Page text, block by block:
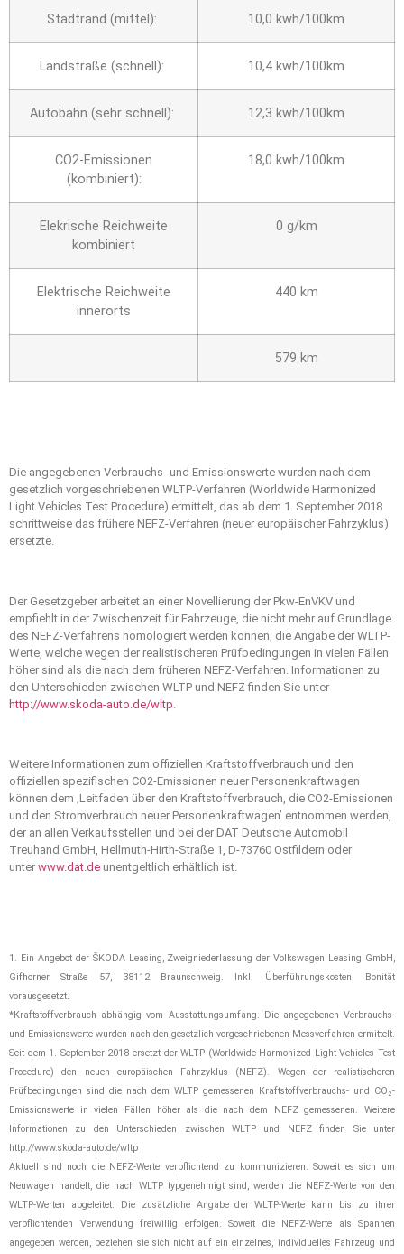
Stadtrand (mittel): 10,0 kwh/100km
Landstraße (schnell): 10,4 kwh/100km
Autobahn (sehr schnell): 12,3 kwh/100km
CO2-Emissionen
(kombiniert):
18,0 kwh/100km
Elekrische Reichweite
kombiniert
0 g/km
Elektrische Reichweite
innerorts
440 km
579 km
Die angegebenen Verbrauchs- und Emissionswerte wurden nach dem
gesetzlich vorgeschriebenen WLTP-Verfahren (Worldwide Harmonized
Light Vehicles Test Procedure) ermittelt, das ab dem 1. September 2018
schrittweise das frühere NEFZ-Verfahren (neuer europäischer Fahrzyklus)
ersetzte.
Der Gesetzgeber arbeitet an einer Novellierung der Pkw-EnVKV und
empfiehlt in der Zwischenzeit für Fahrzeuge, die nicht mehr auf Grundlage
des NEFZ-Verfahrens homologiert werden können, die Angabe der WLTP-
Werte, welche wegen der realistischeren Prüfbedingungen in vielen Fällen
höher sind als die nach dem früheren NEFZ-Verfahren. Informationen zu
den Unterschieden zwischen WLTP und NEFZ finden Sie unter
http://www.skoda-auto.de/wltp
Weitere Informationen zum offiziellen Kraftstoffverbrauch und den
offiziellen spezifischen CO2-Emissionen neuer Personenkraftwagen
können dem ‚Leitfaden über den Kraftstoffverbrauch, die CO2-Emissionen
und den Stromverbrauch neuer Personenkraftwagen’ entnommen werden,
der an allen Verkaufsstellen und bei der DAT Deutsche Automobil
Treuhand GmbH, Hellmuth-Hirth-Straße 1, D-73760 Ostfildern oder
unter www.dat.de unentgeltlich erhältlich ist.
1. Ein Angebot der ŠKODA Leasing, Zweigniederlassung der Volkswagen Leasing GmbH,
Gifhorner Straße 57, 38112 Braunschweig. Inkl. Überführungskosten. Bonität
vorausgesetzt.
*Kraftstoffverbrauch abhängig vom Ausstattungsumfang. Die angegebenen Verbrauchs-
und Emissionswerte wurden nach den gesetzlich vorgeschriebenen Messverfahren ermittelt.
Seit dem 1. September 2018 ersetzt der WLTP (Worldwide Harmonized Light Vehicles Test
Procedure) den neuen europäischen Fahrzyklus (NEFZ). Wegen der realistischeren
Prüfbedingungen sind die nach dem WLTP gemessenen Kraftstoffverbrauchs- und CO 2-
Emissionswerte in vielen Fällen höher als die nach dem NEFZ gemessenen. Weitere
Informationen zu den Unterschieden zwischen WLTP und NEFZ finden Sie unter
http://www.skoda-auto.de/wltp
Aktuell sind noch die NEFZ-Werte verpflichtend zu kommunizieren. Soweit es sich um
Neuwagen handelt, die nach WLTP typgenehmigt sind, werden die NEFZ-Werte von den
WLTP-Werten abgeleitet. Die zusätzliche Angabe der WLTP-Werte kann bis zu ihrer
verpflichtenden Verwendung freiwillig erfolgen. Soweit die NEFZ-Werte als Spannen
angegeben werden, beziehen sie sich nicht auf ein einzelnes, individuelles Fahrzeug und